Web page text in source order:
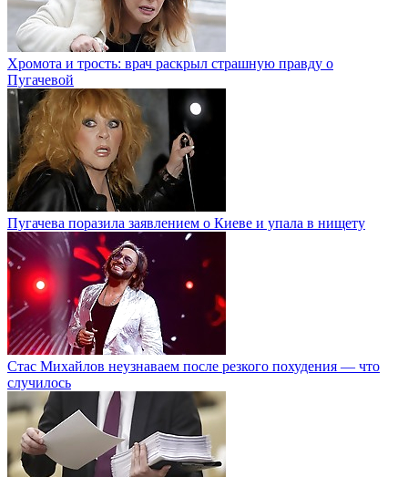
Хромота и трость: врач раскрыл страшную правду о
Пугачевой
Пугачева поразила заявлением о Киеве и упала в нищету
Стас Михайлов неузнаваем после резкого похудения — что
случилось